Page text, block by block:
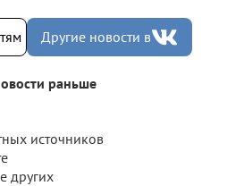
Другие новости в
раньше
источников
других